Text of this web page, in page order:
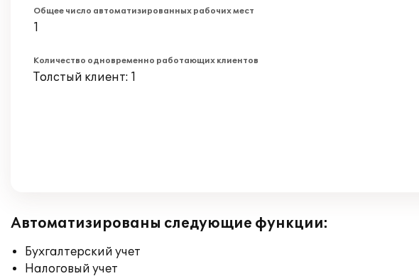
Общее число автоматизированных рабочих мест
1
Количество одновременно работающих клиентов
Толстый клиент: 1
Автоматизированы следующие функции:
Бухгалтерский учет
Налоговый учет